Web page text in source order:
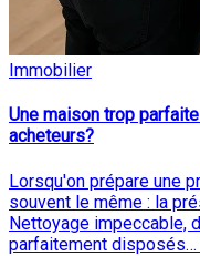
Immobilier
Une maison trop
acheteurs?
Lorsqu'on prépare une
souvent le même : la
Nettoyage impeccable,
parfaitement disposés…